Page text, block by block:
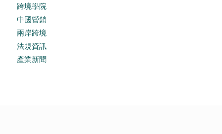
跨境學院
中國營銷
兩岸跨境
法規資訊
產業新聞